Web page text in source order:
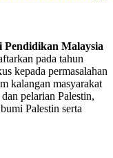
Malaysia
pada tahun
kepada permasalahan
kalangan masyarakat
pelarian Palestin,
Palestin serta